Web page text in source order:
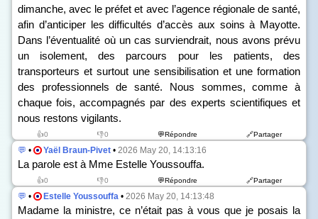
dimanche, avec le préfet et avec l’agence régionale de santé,
afin d’anticiper les difficultés d’accès aux soins à Mayotte.
Dans l’éventualité où un cas surviendrait, nous avons prévu
un isolement, des parcours pour les patients, des
transporteurs et surtout une sensibilisation et une formation
des professionnels de santé. Nous sommes, comme à
chaque fois, accompagnés par des experts scientifiques et
nous restons vigilants.
👍0 👎0 💬Répondre 🔗Partager
💬 • Yaël Braun-Pivet • 2026 May 20, 14:13:16
La parole est à Mme Estelle Youssouffa.
👍0 👎0 💬Répondre 🔗Partager
💬 • Estelle Youssouffa • 2026 May 20, 14:13:48
Madame la ministre, ce n’était pas à vous que je posais la